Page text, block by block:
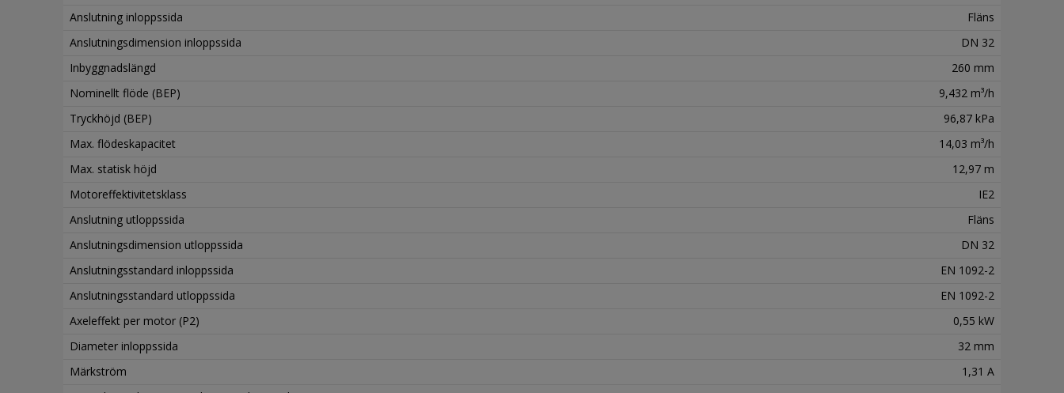
Anslutning inloppssida
Fläns
Anslutningsdimension inloppssida
DN 32
Inbyggnadslängd
260 mm
Nominellt flöde (BEP)
9,432 m³/h
Tryckhöjd (BEP)
96,87 kPa
Max. flödeskapacitet
14,03 m³/h
Max. statisk höjd
12,97 m
Motoreffektivitetsklass
IE2
Anslutning utloppssida
Fläns
Anslutningsdimension utloppssida
DN 32
Anslutningsstandard inloppssida
EN 1092-2
Anslutningsstandard utloppssida
EN 1092-2
Axeleffekt per motor (P2)
0,55 kW
Diameter inloppssida
32 mm
Märkström
1,31 A